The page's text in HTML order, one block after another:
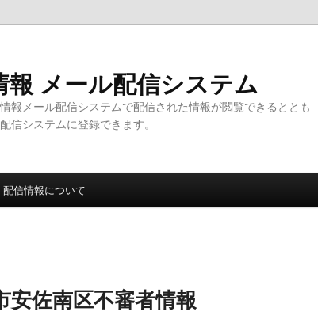
報 メール配信システム
報メール配信システムで配信された情報が閲覧できるととも
信システムに登録できます。
配信情報について
安佐南区不審者情報